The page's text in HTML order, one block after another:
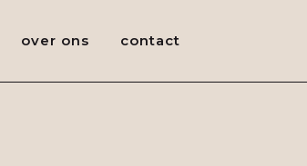
over ons contact